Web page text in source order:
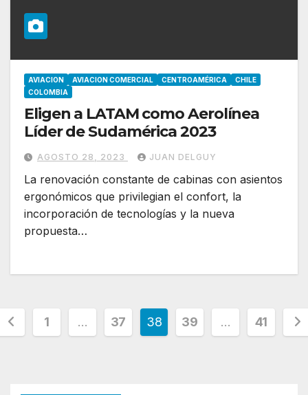
AVIACION AVIACION COMERCIAL CENTROAMÉRICA
CHILE
COLOMBIA
Eligen a LATAM como Aerolínea
Líder de Sudamérica 2023
AGOSTO 28, 2023 JUAN DELGUY
La renovación constante de cabinas con asientos
ergonómicos que privilegian el confort, la
incorporación de tecnologías y la nueva
propuesta…
1 … 37 38 39 … 41